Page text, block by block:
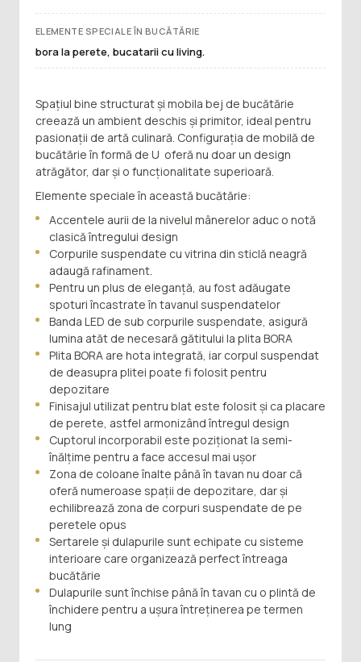
ELEMENTE SPECIALE ÎN BUCĂTĂRIE
bora la perete, bucatarii cu living.
Spațiul bine structurat și mobila bej de bucătărie
creează un ambient deschis și primitor, ideal pentru
pasionații de artă culinară. Configurația de mobilă de
bucătărie în formă de U oferă nu doar un design
atrăgător, dar și o funcționalitate superioară.
Elemente speciale în această bucătărie:
Accentele aurii de la nivelul mânerelor aduc o notă
clasică întregului design
Corpurile suspendate cu vitrina din sticlă neagră
adaugă rafinament.
Pentru un plus de eleganță, au fost adăugate
spoturi încastrate în tavanul suspendatelor
Banda LED de sub corpurile suspendate, asigură
lumina atăt de necesară gătitului la plita BORA
Plita BORA are hota integrată, iar corpul suspendat
de deasupra plitei poate fi folosit pentru
depozitare
Finisajul utilizat pentru blat este folosit și ca placare
de perete, astfel armonizând întregul design
Cuptorul incorporabil este poziționat la semi-
înălțime pentru a face accesul mai ușor
Zona de coloane înalte până în tavan nu doar că
oferă numeroase spații de depozitare, dar și
echilibrează zona de corpuri suspendate de pe
peretele opus
Sertarele și dulapurile sunt echipate cu sisteme
interioare care organizează perfect întreaga
bucătărie
Dulapurile sunt închise până în tavan cu o plintă de
închidere pentru a ușura întreținerea pe termen
lung